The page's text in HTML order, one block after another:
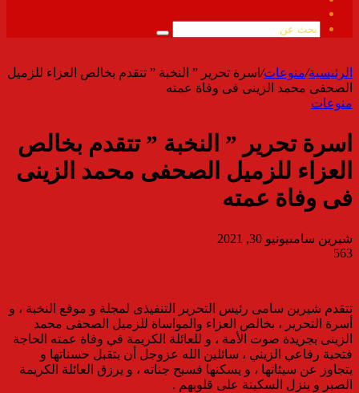
الموقع
بحث
الرئيسية/منوعات/ اسرة تحرير ” النخبة ” تتقدم بخالص العزاء للزميل
الصحفى محمد الزينى فى وفاة عمته
منوعات
اسرة تحرير ” النخبة ” تتقدم بخالص
العزاء للزميل الصحفى محمد الزينى
فى وفاة عمته
شيرين سامىيونيو 30, 2021
563
تتقدم شيرين سامى رئيس التحرير التنفيذى لمجلة و موقع النخبة ، و
أسرة التحرير ، بخالص العزاء والمواساة للزميل الصحفى محمد
الزينى بجريدة صوت الأمة ، و للعائلة الكريمة في وفاة عمته الحاجة
فتحية رفاعي الزيني ، سائلين الله عزوجل أن يتقبل حسناتها و
يتجاوز عن سيئاتها ، و يسكنها فسيح جناته ، و يرزق العائلة الكريمة
الصبر و ينزل السكينة على قلوبهم .